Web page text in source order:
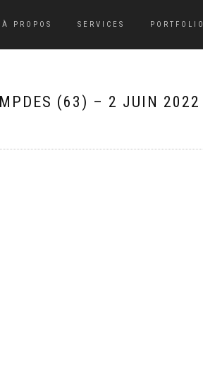
À PROPOS SERVICES PORTFOLIO
(63) – 2 JUIN 2022